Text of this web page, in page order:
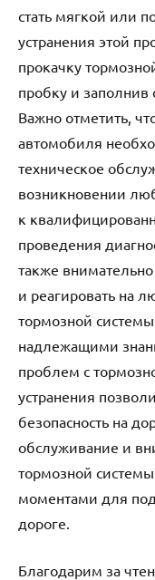
стать мягкой или
устранения этой
прокачку
пробку и заполнив
Важно отметить,
автомобиля
техническое
возникновении
к
проведения
также
и реагировать на
тормозной
надлежащими
проблем с
устранения
безопасность на
обслуживание и
тормозной
моментами для
дороге.
Благодарим за